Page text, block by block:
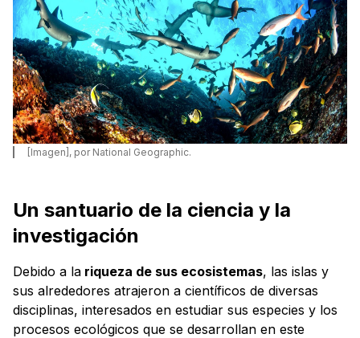
[Imagen], por National Geographic.
Un santuario de la ciencia y la
investigación
Debido a la riqueza de sus ecosistemas, las islas y
sus alrededores atrajeron a científicos de diversas
disciplinas, interesados en estudiar sus especies y los
procesos ecológicos que se desarrollan en este